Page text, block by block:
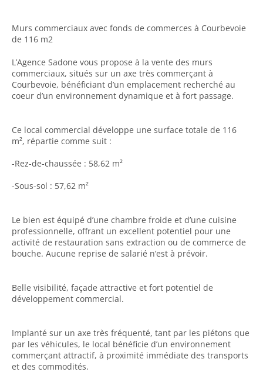
Murs commerciaux avec fonds de commerces à Courbevoie
de 116 m2
L’Agence Sadone vous propose à la vente des murs
commerciaux, situés sur un axe très commerçant à
Courbevoie, bénéficiant d’un emplacement recherché au
coeur d’un environnement dynamique et à fort passage.
Ce local commercial développe une surface totale de 116
m², répartie comme suit :
-Rez-de-chaussée : 58,62 m²
-Sous-sol : 57,62 m²
Le bien est équipé d’une chambre froide et d’une cuisine
professionnelle, offrant un excellent potentiel pour une
activité de restauration sans extraction ou de commerce de
bouche. Aucune reprise de salarié n’est à prévoir.
Belle visibilité, façade attractive et fort potentiel de
développement commercial.
Implanté sur un axe très fréquenté, tant par les piétons que
par les véhicules, le local bénéficie d’un environnement
commerçant attractif, à proximité immédiate des transports
et des commodités.